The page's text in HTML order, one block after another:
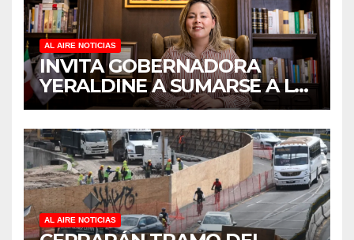
AL AIRE NOTICIAS
INVITA GOBERNADORA
YERALDINE A SUMARSE A LA
JORNADA NACIONAL DE
REFORESTACIÓN;
PLANTARÁN 6.6 MILLONES
DE ÁRBOLES
AL AIRE NOTICIAS